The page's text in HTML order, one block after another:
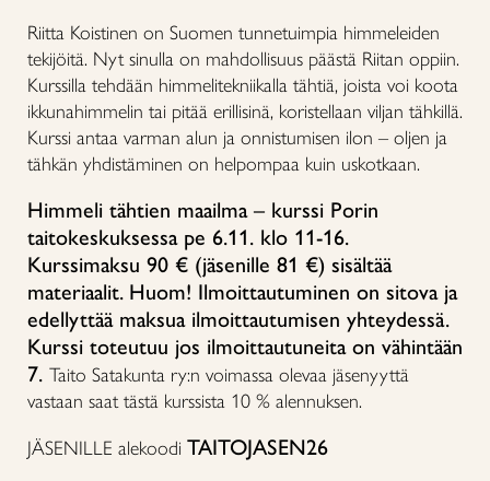
Riitta Koistinen on Suomen tunnetuimpia himmeleiden
tekijöitä. Nyt sinulla on mahdollisuus päästä Riitan oppiin.
Kurssilla tehdään himmelitekniikalla tähtiä, joista voi koota
ikkunahimmelin tai pitää erillisinä, koristellaan viljan tähkillä.
Kurssi antaa varman alun ja onnistumisen ilon – oljen ja
tähkän yhdistäminen on helpompaa kuin uskotkaan.
Himmeli tähtien maailma – kurssi Porin
taitokeskuksessa pe 6.11. klo 11-16.
Kurssimaksu 90 € (jäsenille 81 €) sisältää
materiaalit. Huom! Ilmoittautuminen on sitova ja
edellyttää maksua ilmoittautumisen yhteydessä.
Kurssi toteutuu jos ilmoittautuneita on vähintään
7. Taito Satakunta ry:n voimassa olevaa jäsenyyttä
vastaan saat tästä kurssista 10 % alennuksen.
JÄSENILLE alekoodi TAITOJASEN26